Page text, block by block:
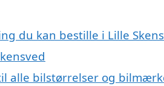
du kan bestille i Lille
alle bilstørrelser og